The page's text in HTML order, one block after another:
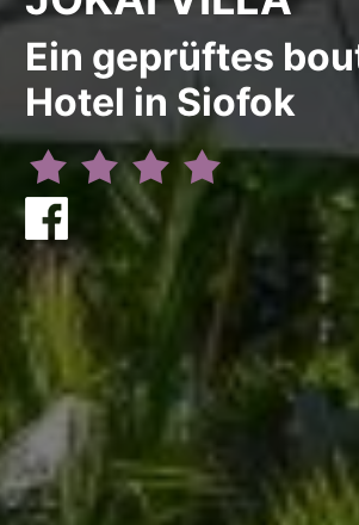
Ein geprüftes
Hotel in Siofok